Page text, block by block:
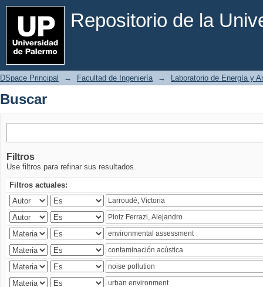
Repositorio de la
Buscar
DSpace Principal → Facultad de Ingeniería → Laboratorio de Energía y
Buscar
Filtros
Use filtros para refinar sus resultados.
Filtros actuales: